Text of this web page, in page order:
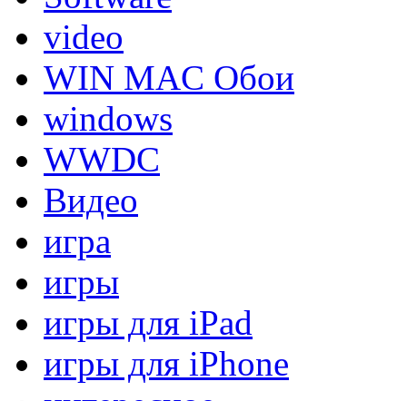
video
WIN MAC Обои
windows
WWDC
Видео
игра
игры
игры для iPad
игры для iPhone